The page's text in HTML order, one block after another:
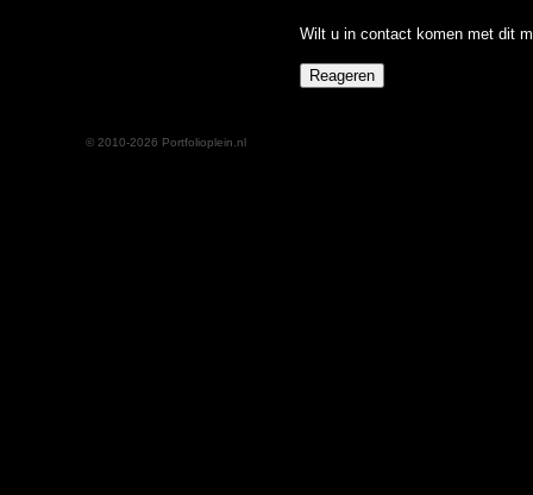
Wilt u in contact komen met dit
© 2010-2026 Portfolioplein.nl